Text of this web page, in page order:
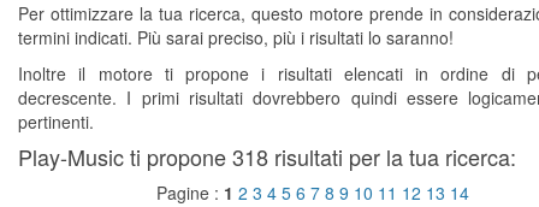
Per ottimizzare la tua ricerca, questo motore prende in
termini indicati. Più sarai preciso, più i risultati lo saranno!
Inoltre il motore ti propone i risultati elencati in ordine di
decrescente. I primi risultati dovrebbero quindi essere
pertinenti.
Play-Music ti propone 318 risultati per la tua ricerca:
Pagine : 1 2 3 4 5 6 7 8 9 10 11 12 13 14